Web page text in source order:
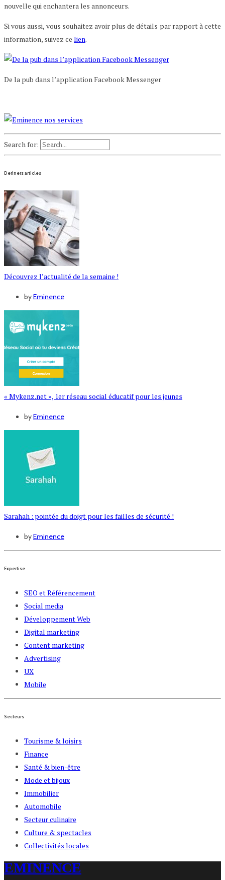
nouvelle qui enchantera les annonceurs.
Si vous aussi, vous souhaitez avoir plus de détails par rapport à cette
information, suivez ce lien.
De la pub dans l’application Facebook Messenger
Search for:
Deriners articles
Découvrez l’actualité de la semaine !
byEminence
« Mykenz.net », 1er réseau social éducatif pour les jeunes
byEminence
Sarahah : pointée du doigt pour les failles de sécurité !
byEminence
Expertise
SEO et Référencement
Social media
Développement Web
Digital marketing
Content marketing
Advertising
UX
Mobile
Secteurs
Tourisme & loisirs
Finance
Santé & bien-être
Mode et bijoux
Immobilier
Automobile
Secteur culinaire
Culture & spectacles
Collectivités locales
EMINENCE